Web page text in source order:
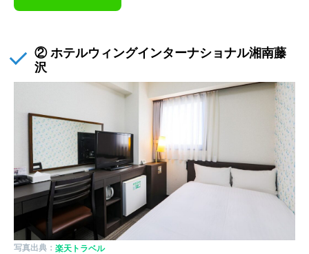
② ホテルウィングインターナショナル湘南藤
沢
写真出典： 楽天トラベル